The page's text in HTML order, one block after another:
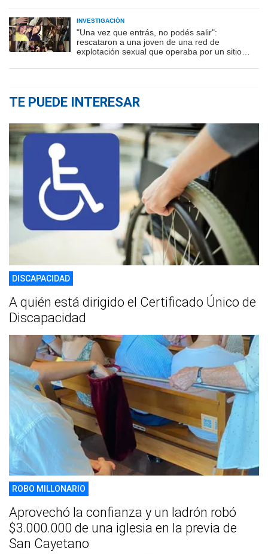
INVESTIGACIÓN
"Una vez que entrás, no podés salir":
rescataron a una joven de una red de
explotación sexual que operaba por un sitio
TE PUEDE INTERESAR
DISCAPACIDAD
A quién está dirigido el Certificado Único de
Discapacidad
ROBO MILLONARIO
Aprovechó la confianza y un ladrón robó
$3.000.000 de una iglesia en la previa de
San Cayetano